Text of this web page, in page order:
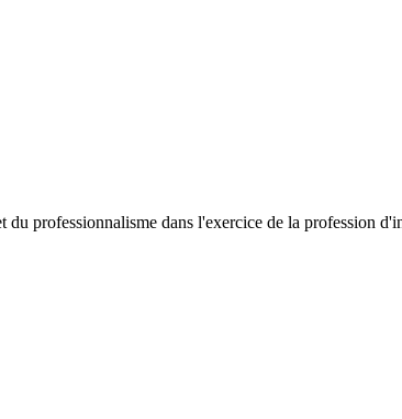
professionnalisme dans l'exercice de la profession